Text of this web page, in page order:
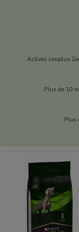
Activez zooplus
Plus de 10
Plus